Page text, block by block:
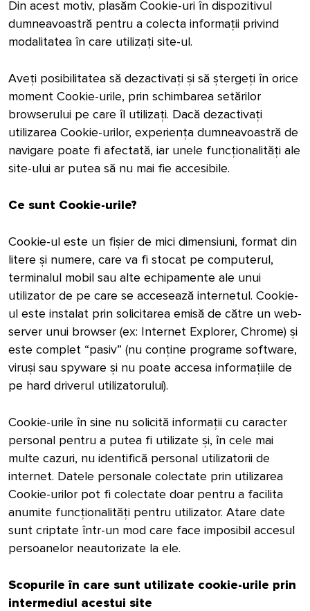
Din acest motiv, plasăm Cookie-uri în dispozitivul
dumneavoastră pentru a colecta informații privind
modalitatea în care utilizați site-ul.
Aveți posibilitatea să dezactivați și să ștergeți în orice
moment Cookie-urile, prin schimbarea setărilor
browserului pe care îl utilizați. Dacă dezactivați
utilizarea Cookie-urilor, experiența dumneavoastră de
navigare poate fi afectată, iar unele funcționalități ale
site-ului ar putea să nu mai fie accesibile.
Ce sunt Cookie-urile?
Cookie-ul este un fișier de mici dimensiuni, format din
litere și numere, care va fi stocat pe computerul,
terminalul mobil sau alte echipamente ale unui
utilizator de pe care se accesează internetul. Cookie-
ul este instalat prin solicitarea emisă de către un web-
server unui browser (ex: Internet Explorer, Chrome) și
este complet “pasiv” (nu conține programe software,
viruși sau spyware și nu poate accesa informațiile de
pe hard driverul utilizatorului).
Cookie-urile în sine nu solicită informații cu caracter
personal pentru a putea fi utilizate și, în cele mai
multe cazuri, nu identifică personal utilizatorii de
internet. Datele personale colectate prin utilizarea
Cookie-urilor pot fi colectate doar pentru a facilita
anumite funcționalități pentru utilizator. Atare date
sunt criptate într-un mod care face imposibil accesul
persoanelor neautorizate la ele.
Scopurile în care sunt utilizate cookie-urile prin
intermediul acestui site